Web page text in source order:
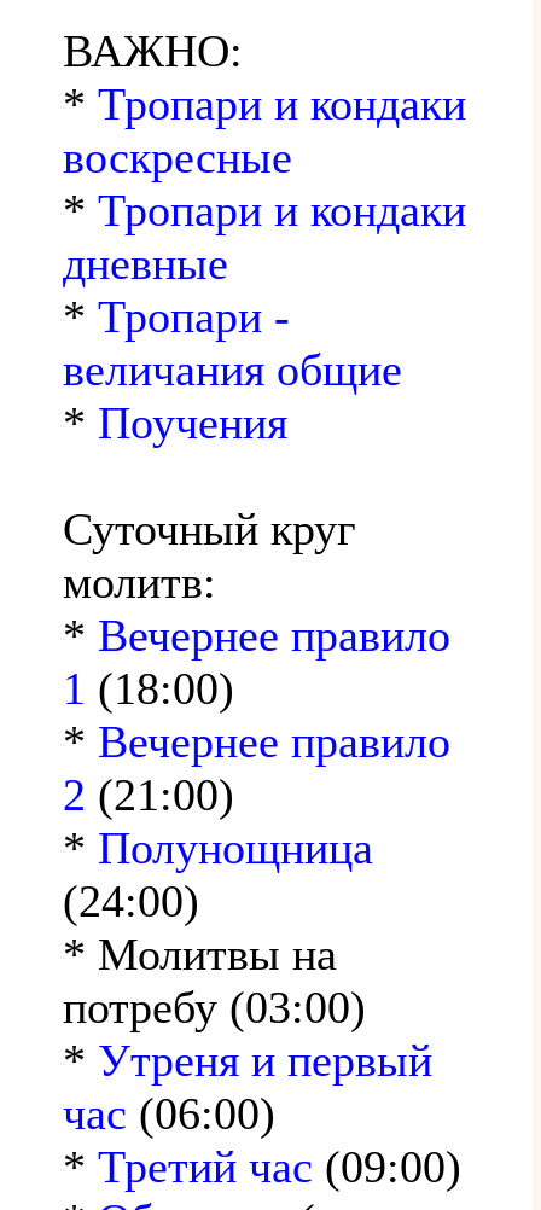
ВАЖНО:
* Тропари и кондаки
воскресные
* Тропари и кондаки
дневные
* Тропари -
величания общие
* Поучения
Суточный круг
молитв:
* Вечернее правило
1 (18:00)
* Вечернее правило
2 (21:00)
* Полунощница
(24:00)
* Молитвы на
потребу (03:00)
* Утреня и первый
час (06:00)
* Третий час (09:00)